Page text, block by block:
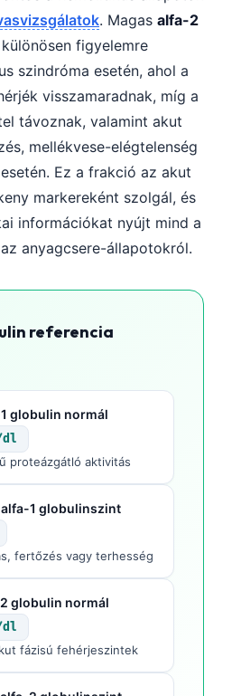
. Magas alfa-2
figyelemre
szindróma esetén, ahol a
visszamaradnak, míg a
távoznak, valamint akut
mellékvese-elégtelenség
Ez a frakció az akut
markereként szolgál, és
információkat nyújt mind a
anyagcsere-állapotokról.
referencia
globulin normál
dl
proteázgátló aktivitás
alfa-1 globulinszint
fertőzés vagy terhesség
globulin normál
dl
fázisú fehérjeszintek